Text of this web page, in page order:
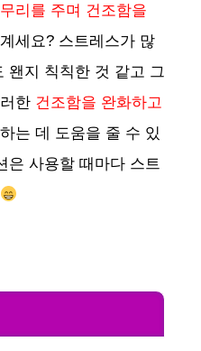
리를 주며 건조함을
세요? 스트레스가 많
왠지 칙칙한 것 같고 그
한 건조함을 완화하고
하는 데 도움을 줄 수 있
은 사용할 때마다 스트